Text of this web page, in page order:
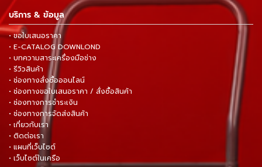
บริการ & ข้อมูล
• ขอใบเสนอราคา
• E-CATALOG DOWNLOND
• บทความสาระเครื่องมือช่าง
• รีวิวสินค้า
• ช่องทางสั่งซื้อออนไลน์
• ช่องทางขอใบเสนอราคา / สั่งซื้อสินค้า
• ช่องทางการชำระเงิน
• ช่องทางการจัดส่งสินค้า
• เกี่ยวกับเรา
• ติดต่อเรา
• แผนที่เว็บไซต์
• เว็บไซต์ในเครือ